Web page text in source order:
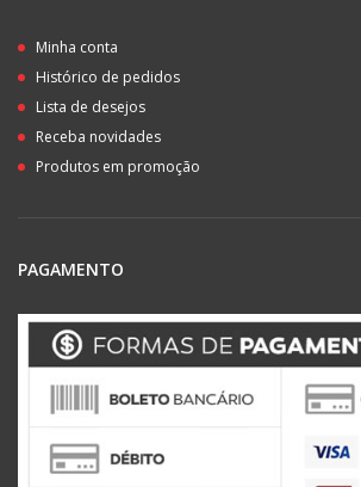
Minha conta
Histórico de pedidos
Lista de desejos
Receba novidades
Produtos em promoção
PAGAMENTO